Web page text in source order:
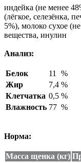
индейка (не менее
(лёгкое, селезёнка,
5%), молоко сухое
вещества, инулин
Анализ:
Белок 11
%
Жир
7,4 %
Клетчатка 0,5 %
Влажность 77 %
Норма:
Масса щенка (кг)